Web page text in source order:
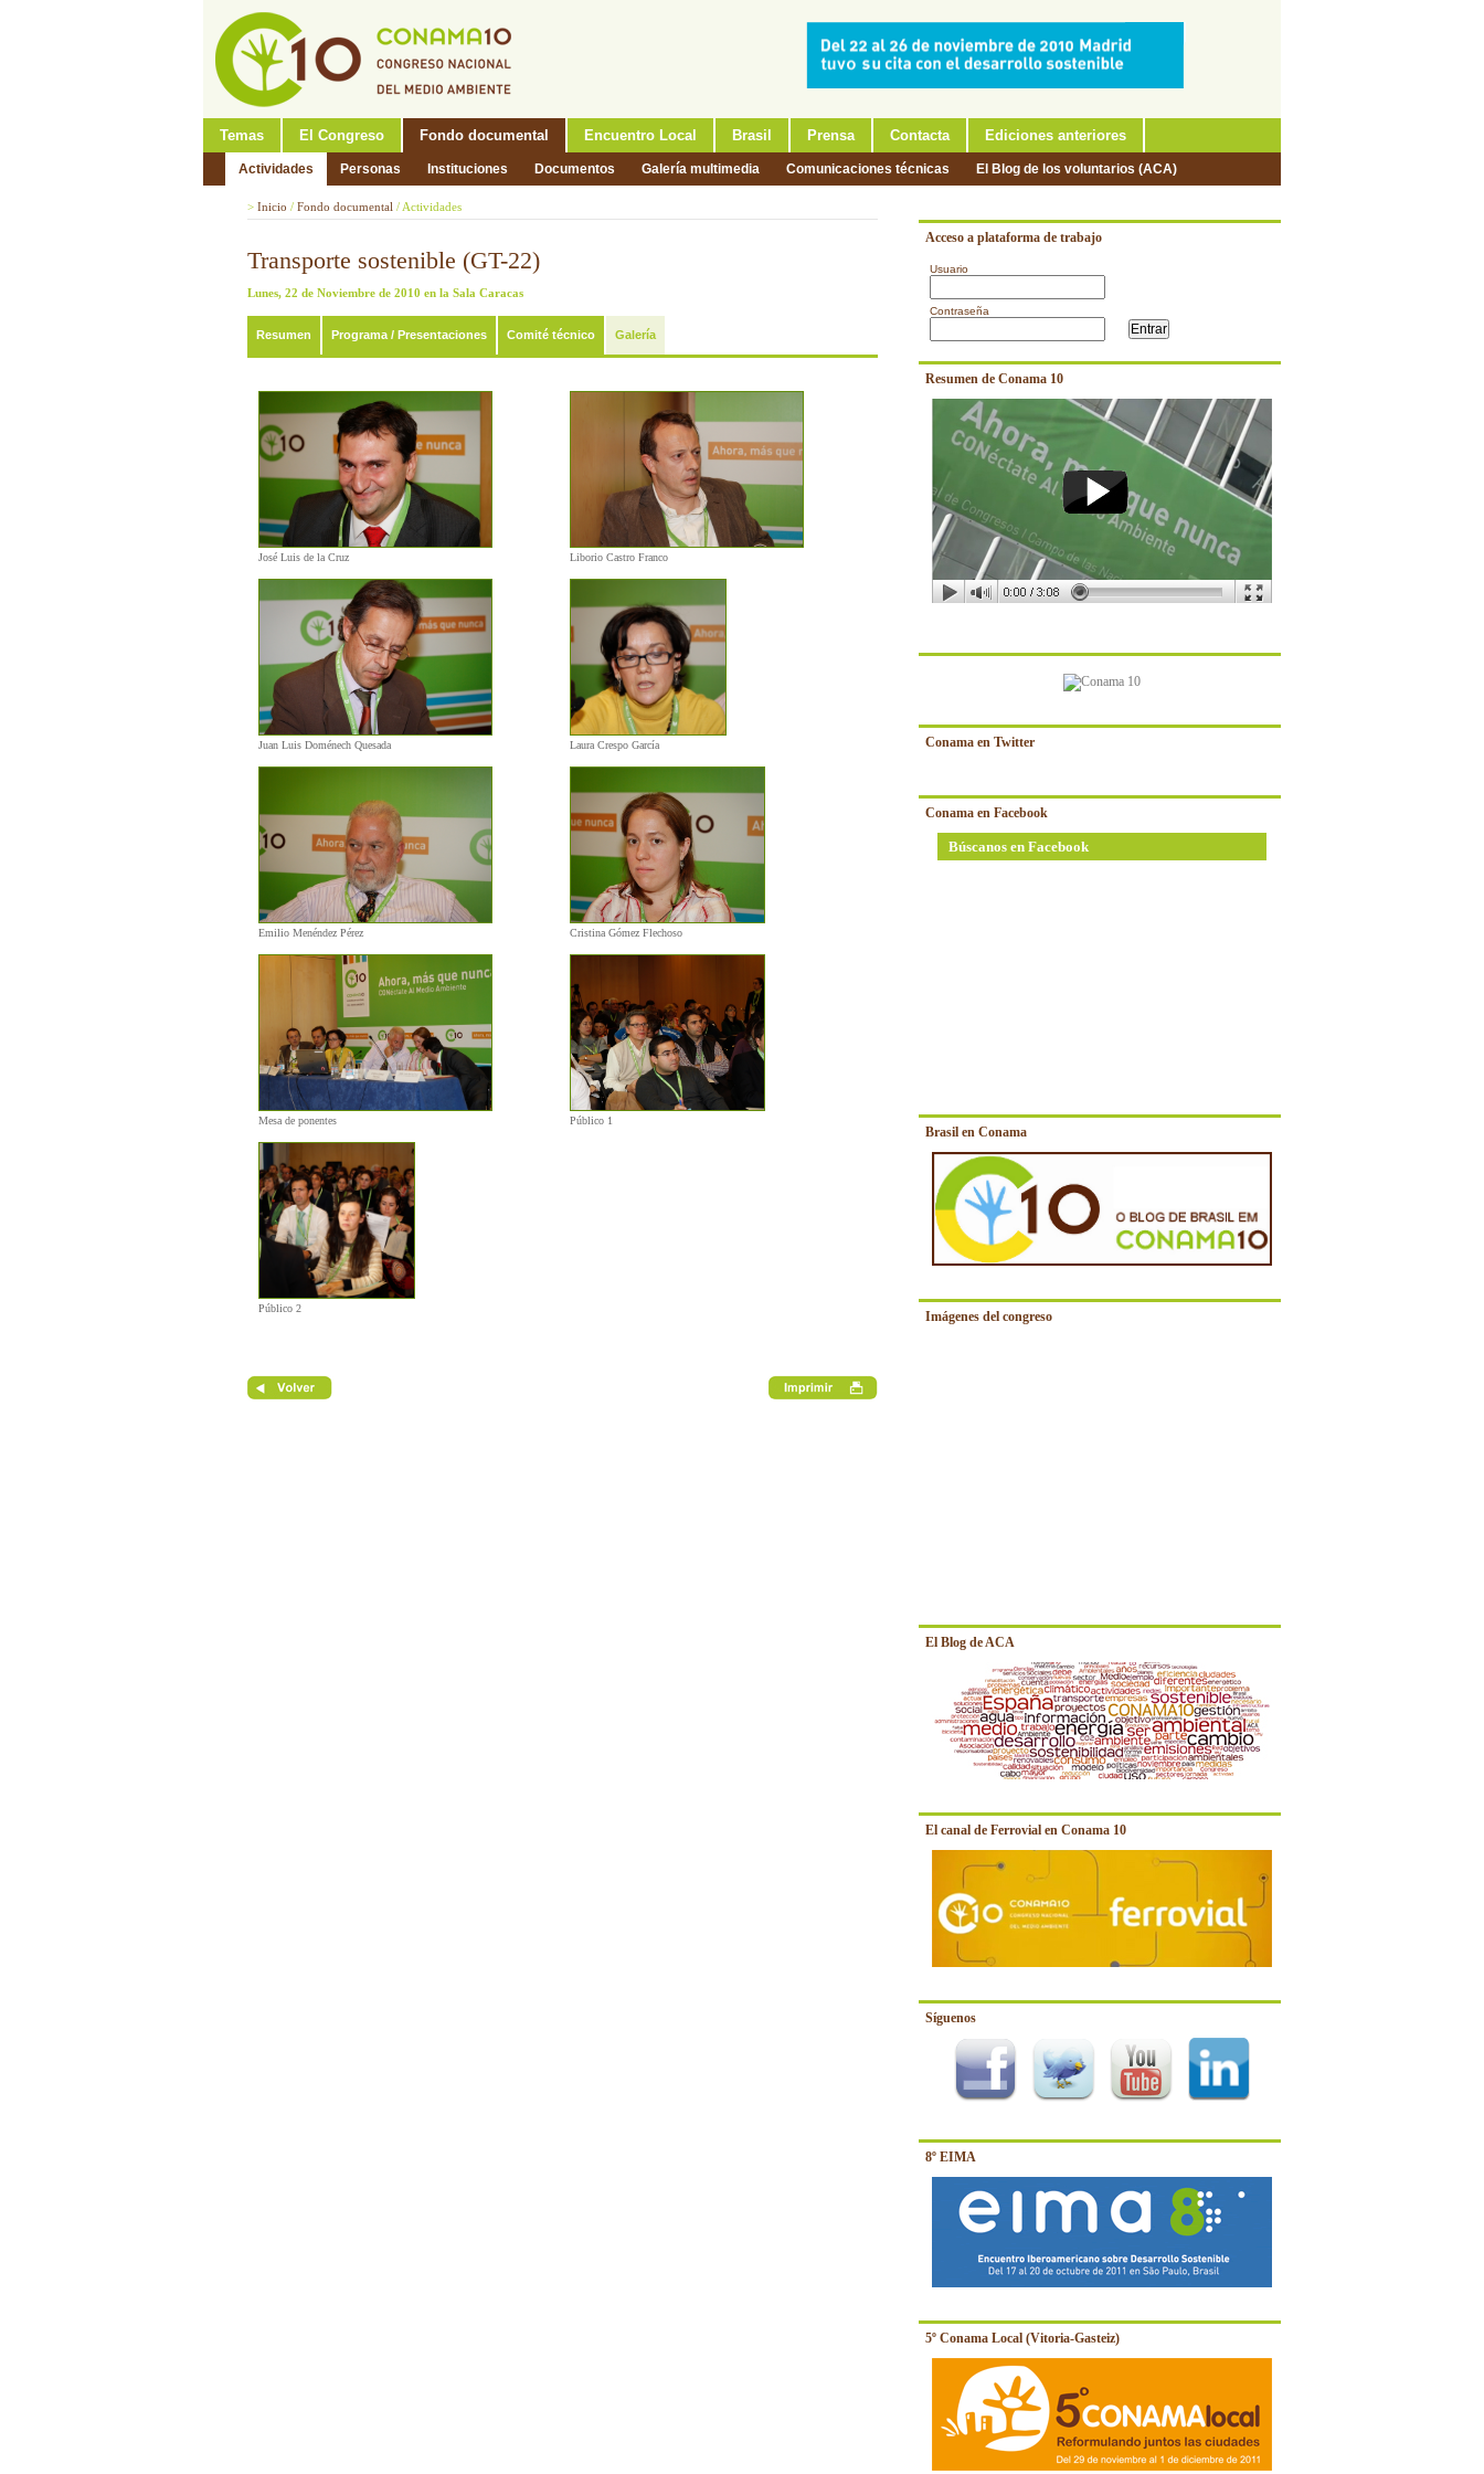
Temas El Congreso Fondo documental Encuentro Local Brasil Prensa Contacta Ediciones anteriores
Actividades Personas Instituciones Documentos Galería multimedia Comunicaciones técnicas El Blog de los voluntarios (ACA)
Acceso a plataforma de trabajo
Usuario
Contraseña
Resumen de Conama 10
Conama en Twitter
Conama en Facebook
Búscanos en Facebook
Brasil en Conama
Imágenes del congreso
El Blog de ACA
El canal de Ferrovial en Conama 10
Síguenos
8º EIMA
5º Conama Local (Vitoria-Gasteiz)
> Inicio / Fondo documental / Actividades
Transporte sostenible (GT-22)
Lunes, 22 de Noviembre de 2010 en la Sala Caracas
Resumen Programa / Presentaciones Comité técnico Galería
José Luis de la Cruz Liborio Castro Franco
Juan Luis Doménech Quesada Laura Crespo García
Emilio Menéndez Pérez Cristina Gómez Flechoso
Mesa de ponentes Público 1
Público 2